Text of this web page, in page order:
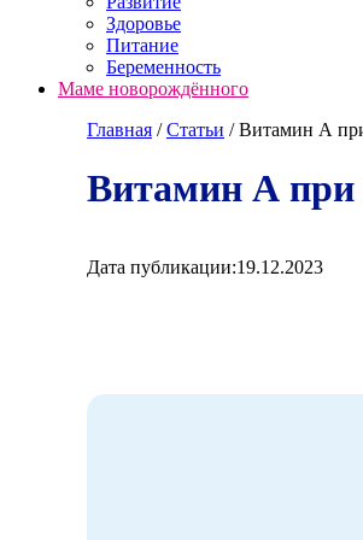
Здоровье
Питание
Беременность
Маме новорождённого
Главная /Cтатьи /Витамин А
Витамин А при
Дата публикации:19.12.2023